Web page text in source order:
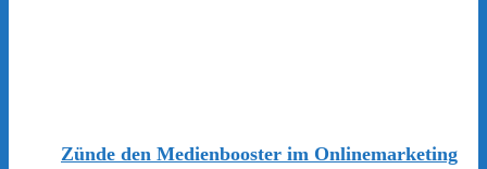
​Zünde den Medienbooster im Onlinemarketing